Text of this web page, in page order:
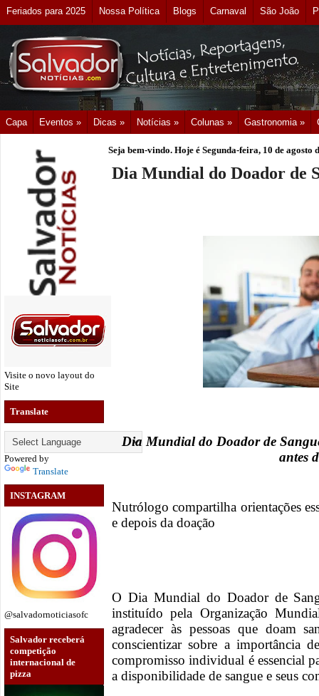
Feriados para 2025 Nossa Política Blogs Carnaval São João
Capa Eventos » Dicas » Notícias » Colunas » Gastronomia »
Visite o novo layout do
Site
Translate
Powered by
Translate
INSTAGRAM
@salvadornoticiasofc
Salvador receberá
competição
internacional de
pizza
Seja bem-vindo. Hoje é Segunda-feira, 10 de agosto
Dia Mundial do Doador de
Dia Mundial do Doador de
antes
Nutrólogo compartilha orientações
e depois da doação
O Dia Mundial do Doador de
instituído pela Organização
agradecer às pessoas que doam
conscientizar sobre a importância
compromisso individual é essencial
a disponibilidade de sangue e seus